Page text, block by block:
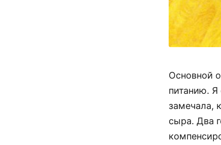
Основной
питанию. Я
замечала,
сыра. Два